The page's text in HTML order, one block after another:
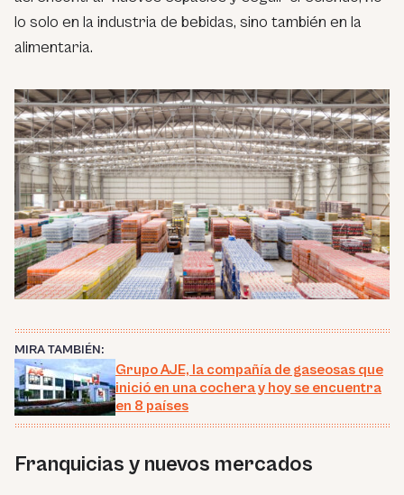
lo solo en la industria de bebidas, sino también en la
alimentaria.
MIRA TAMBIÉN:
Grupo AJE, la compañía de gaseosas que
inició en una cochera y hoy se encuentra
en 8 países
Franquicias y nuevos mercados